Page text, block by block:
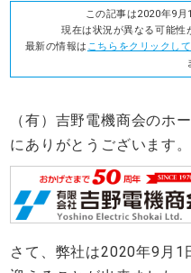
この記事は2020年9月
現在は状況が異なる可能性
最新の情報は こちらをクリックし
（有）吉野電機商会のホ
にありがとうございます。
さて、弊社は2020年9月1